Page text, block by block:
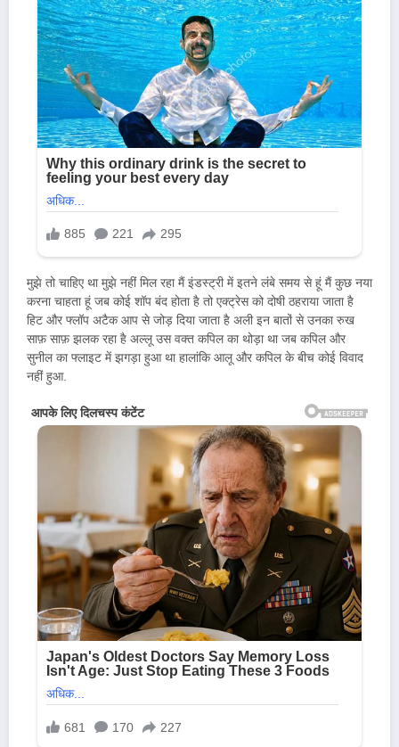
मुझे तो चाहिए था मुझे नहीं मिल रहा मैं इंडस्ट्री में इतने लंबे समय से हूं मैं कुछ नया
करना चाहता हूं जब कोई शॉप बंद होता है तो एक्ट्रेस को दोषी ठहराया जाता है
हिट और फ्लॉप अटैक आप से जोड़ दिया जाता है अली इन बातों से उनका रुख
साफ़ साफ़ झलक रहा है अल्लू उस वक्त कपिल का थोड़ा था जब कपिल और
सुनील का फ्लाइट में झगड़ा हुआ था हालांकि आलू और कपिल के बीच कोई विवाद
नहीं हुआ.